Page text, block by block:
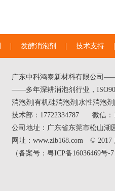
发酵消泡剂 技术支持
广东中科鸿泰新材料有限公司
——多年深耕消泡剂行业，
消泡剂 有机硅消泡剂 水性消泡剂
技术部：17722334787
微信：
公司地址：广东省东莞市松山湖
网址：www.zlb168.com ©
（备案号： 粤ICP备16036469号-7